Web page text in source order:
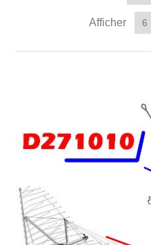
Afficher